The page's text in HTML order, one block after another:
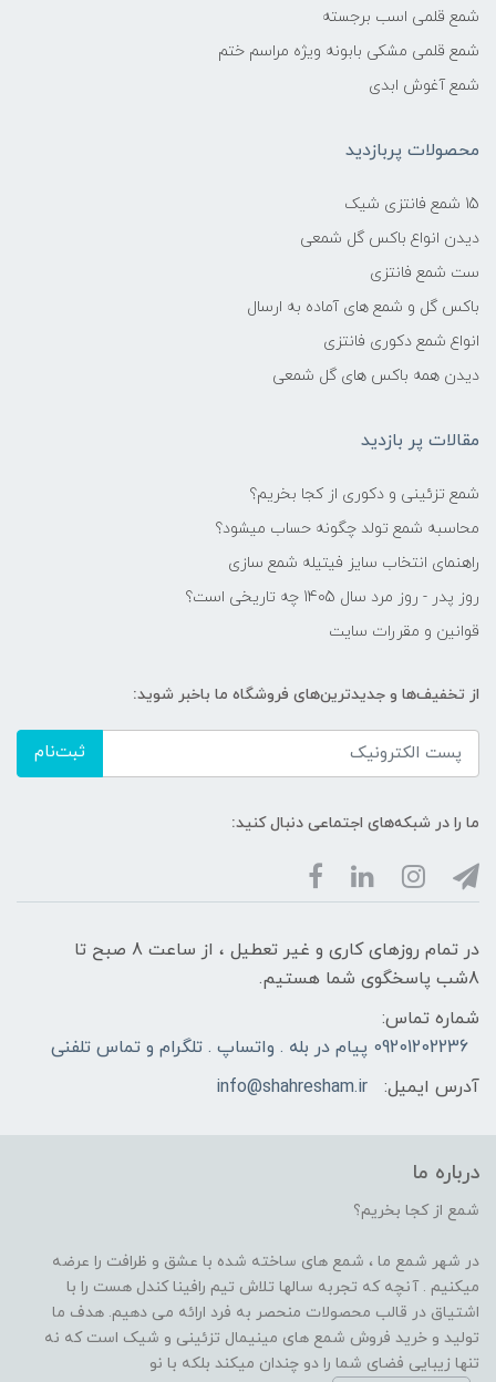
شمع قلمی اسب برجسته
شمع قلمی مشکی بابونه ویژه مراسم ختم
شمع آغوش ابدی
محصولات پربازدید
15 شمع فانتزی شیک
دیدن انواع باکس گل شمعی
ست شمع فانتزی
باکس گل و شمع های آماده به ارسال
انواع شمع دکوری فانتزی
دیدن همه باکس های گل شمعی
مقالات پر بازدید
شمع تزئینی و دکوری از کجا بخریم؟
محاسبه شمع تولد چگونه حساب میشود؟
راهنمای انتخاب سایز فیتیله شمع سازی
روز پدر - روز مرد سال 1405 چه تاریخی است؟
قوانین و مقررات سایت
از تخفیف‌ها و جدیدترین‌های فروشگاه ما باخبر شوید:
ثبت‌نام
ما را در شبکه‌های اجتماعی دنبال کنید:
در تمام روزهای کاری و غیر تعطیل ، از ساعت 8 صبح تا
8شب پاسخگوی شما هستیم.
شماره تماس:
09201202236 پیام در بله . واتساپ . تلگرام و تماس تلفنی
آدرس ایمیل:
info@shahresham.ir
درباره ما
شمع از کجا بخریم؟
در شهر شمع ما ، شمع های ساخته شده با عشق و ظرافت را عرضه
میکنیم . آنچه که تجربه سالها تلاش تیم رافینا کندل هست را با
اشتیاق در قالب محصولات منحصر به فرد ارائه می دهیم. هدف ما
تولید و خرید فروش شمع های مینیمال تزئینی و شیک است که نه
تنها زیبایی فضای شما را دو چندان میکند بلکه با نو